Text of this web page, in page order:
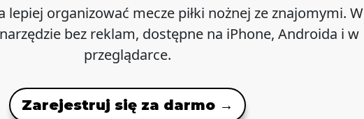
lepiej organizować mecze piłki nożnej ze znajomymi. W
bez reklam, dostępne na iPhone, Androida i w
przeglądarce.
Zarejestruj się za darmo →